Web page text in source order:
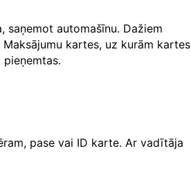
automašīnu. Dažiem
kartes, uz kurām kartes
pase vai ID karte. Ar vadītāja